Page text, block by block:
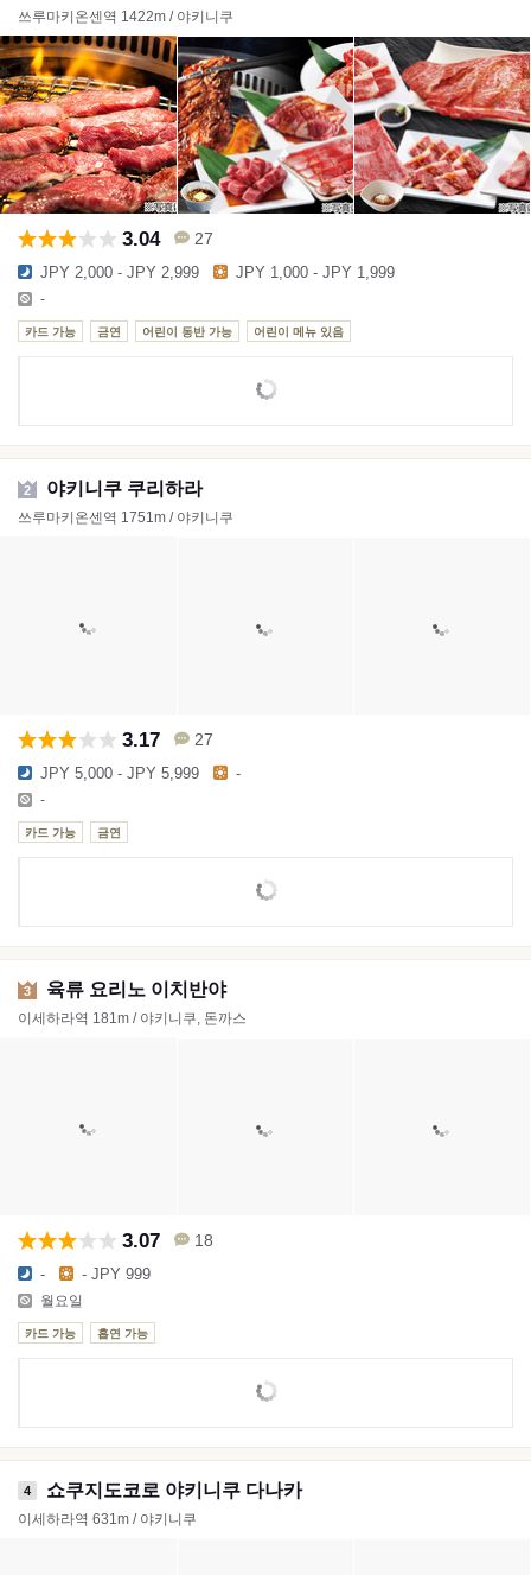
쓰루마키온센역 1422m / 야키니쿠
3.04 27
JPY 2,000 - JPY 2,999 JPY 1,000 - JPY 1,999
-
카드 가능 금연 어린이 동반 가능 어린이 메뉴 있음
2 야키니쿠 쿠리하라
쓰루마키온센역 1751m / 야키니쿠
3.17 27
JPY 5,000 - JPY 5,999 -
-
카드 가능 금연
3 육류 요리노 이치반야
이세하라역 181m / 야키니쿠, 돈까스
3.07 18
- - JPY 999
월요일
카드 가능 흡연 가능
4 쇼쿠지도코로 야키니쿠 다나카
이세하라역 631m / 야키니쿠